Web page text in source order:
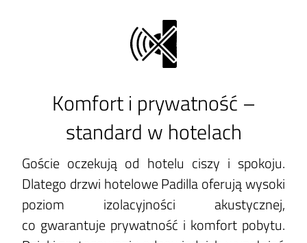
Komfort i prywatność –
standard w hotelach
Goście oczekują od hotelu ciszy i spokoju.
Dlatego drzwi hotelowe Padilla oferują wysoki
poziom izolacyjności akustycznej,
co gwarantuje prywatność i komfort pobytu.